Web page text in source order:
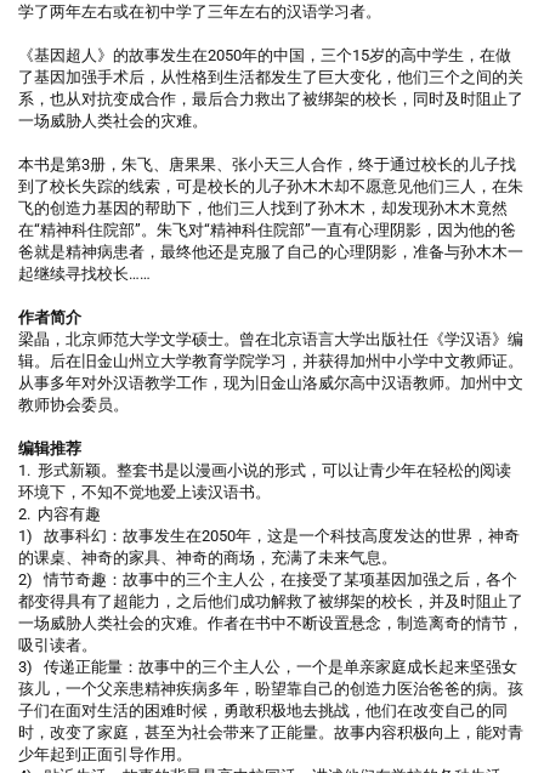
学了两年左右或在初中学了三年左右的汉语学习者。
《基因超人》的故事发生在2050年的中国，三个15岁的高中学生，在做
了基因加强手术后，从性格到生活都发生了巨大变化，他们三个之间的关
系，也从对抗变成合作，最后合力救出了被绑架的校长，同时及时阻止了
一场威胁人类社会的灾难。
本书是第3册，朱飞、唐果果、张小天三人合作，终于通过校长的儿子找
到了校长失踪的线索，可是校长的儿子孙木木却不愿意见他们三人，在朱
飞的创造力基因的帮助下，他们三人找到了孙木木，却发现孙木木竟然
在“精神科住院部”。朱飞对“精神科住院部”一直有心理阴影，因为他的爸
爸就是精神病患者，最终他还是克服了自己的心理阴影，准备与孙木木一
起继续寻找校长……
作者简介
梁晶，北京师范大学文学硕士。曾在北京语言大学出版社任《学汉语》编
辑。后在旧金山州立大学教育学院学习，并获得加州中小学中文教师证。
从事多年对外汉语教学工作，现为旧金山洛威尔高中汉语教师。加州中文
教师协会委员。
编辑推荐
1. 形式新颖。整套书是以漫画小说的形式，可以让青少年在轻松的阅读
环境下，不知不觉地爱上读汉语书。
2. 内容有趣
1) 故事科幻：故事发生在2050年，这是一个科技高度发达的世界，神奇
的课桌、神奇的家具、神奇的商场，充满了未来气息。
2) 情节奇趣：故事中的三个主人公，在接受了某项基因加强之后，各个
都变得具有了超能力，之后他们成功解救了被绑架的校长，并及时阻止了
一场威胁人类社会的灾难。作者在书中不断设置悬念，制造离奇的情节，
吸引读者。
3) 传递正能量：故事中的三个主人公，一个是单亲家庭成长起来坚强女
孩儿，一个父亲患精神疾病多年，盼望靠自己的创造力医治爸爸的病。孩
子们在面对生活的困难时候，勇敢积极地去挑战，他们在改变自己的同
时，改变了家庭，甚至为社会带来了正能量。故事内容积极向上，能对青
少年起到正面引导作用。